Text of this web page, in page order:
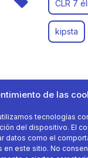
de las
tecnologías
del dispositivo. El
datos como el
este sitio. No
CLR 7
kipsta